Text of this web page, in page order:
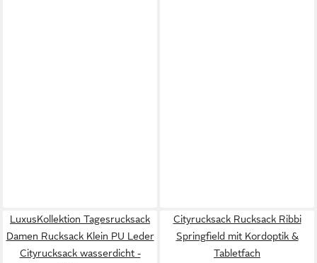
LuxusKollektion Tagesrucksack
Damen Rucksack Klein PU Leder
Cityrucksack wasserdicht -
Cityrucksack Rucksack Ribbi
Springfield mit Kordoptik &
Tabletfach